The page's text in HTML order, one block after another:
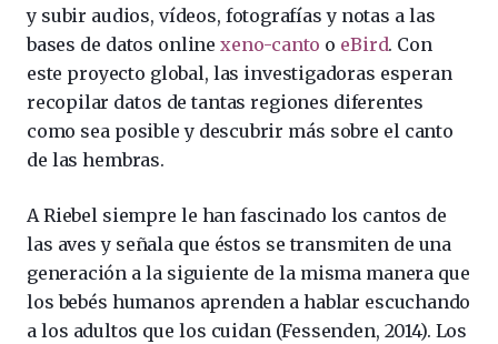
y subir audios, vídeos, fotografías y notas a las
bases de datos onlinexeno-canto o eBird. Con
este proyecto global, las investigadoras esperan
recopilar datos de tantas regiones diferentes
como sea posible y descubrir más sobre el canto
de las hembras.
A Riebel siempre le han fascinado los cantos de
las aves y señala que éstos se transmiten de una
generación a la siguiente de la misma manera que
los bebés humanos aprenden a hablar escuchando
a los adultos que los cuidan (Fessenden, 2014). Los